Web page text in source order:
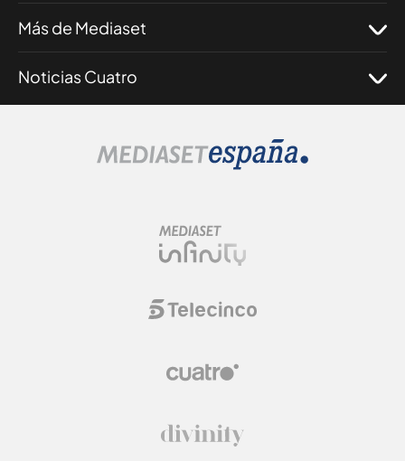
Más de Mediaset
Noticias Cuatro